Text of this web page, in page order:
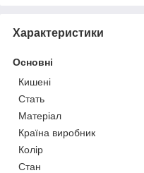
Характеристики
Основні
Кишені
Стать
Матеріал
Країна виробник
Колір
Стан